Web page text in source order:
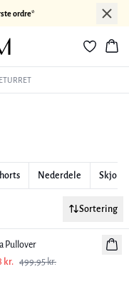
ordre*
LEVERING 2-3 HVERDAGE
Nederdele
Sortering
Pullover
kr. 499,95 kr.